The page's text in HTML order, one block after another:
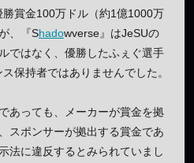
賞金100万ドル（約1億1000万
、『Shadowverse』はJeSUの
ではなく、優勝したふぇぐ選手
保持者ではありませんでした。
あっても、メーカーが賞金を拠
スポンサーが拠出する賞金であ
法に違反するとみられていまし